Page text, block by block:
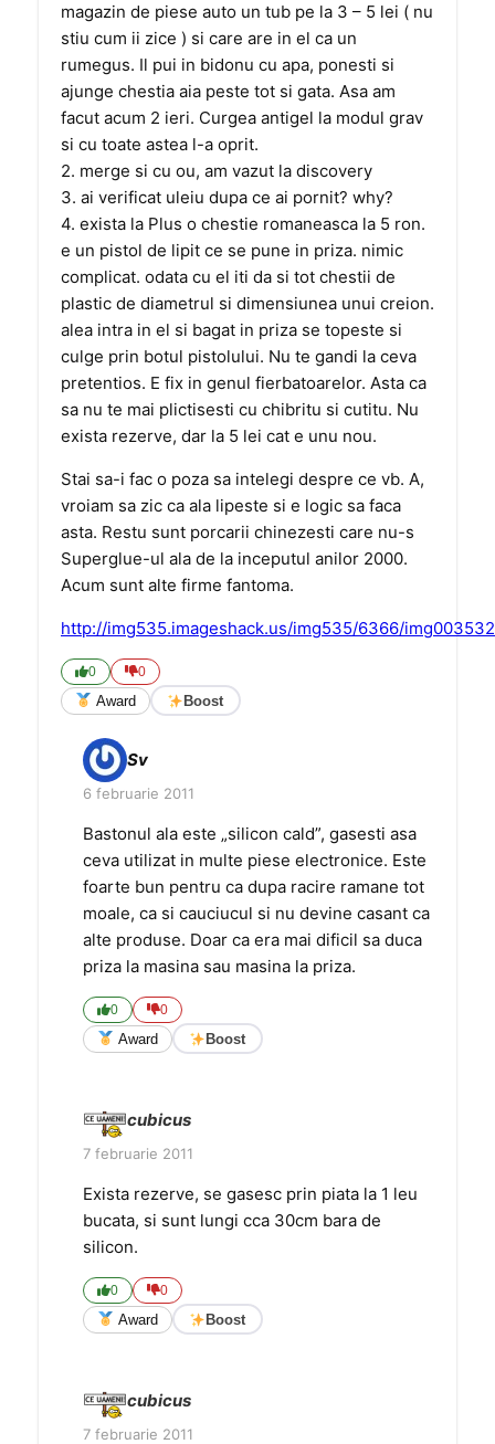
magazin de piese auto un tub pe la 3 – 5 lei ( nu
stiu cum ii zice ) si care are in el ca un
rumegus. Il pui in bidonu cu apa, ponesti si
ajunge chestia aia peste tot si gata. Asa am
facut acum 2 ieri. Curgea antigel la modul grav
si cu toate astea l-a oprit.
2. merge si cu ou, am vazut la discovery
3. ai verificat uleiu dupa ce ai pornit? why?
4. exista la Plus o chestie romaneasca la 5 ron.
e un pistol de lipit ce se pune in priza. nimic
complicat. odata cu el iti da si tot chestii de
plastic de diametrul si dimensiunea unui creion.
alea intra in el si bagat in priza se topeste si
culge prin botul pistolului. Nu te gandi la ceva
pretentios. E fix in genul fierbatoarelor. Asta ca
sa nu te mai plictisesti cu chibritu si cutitu. Nu
exista rezerve, dar la 5 lei cat e unu nou.
Stai sa-i fac o poza sa intelegi despre ce vb. A,
vroiam sa zic ca ala lipeste si e logic sa faca
asta. Restu sunt porcarii chinezesti care nu-s
Superglue-ul ala de la inceputul anilor 2000.
Acum sunt alte firme fantoma.
http://img535.imageshack.us/img535/6366/
0 0
Award Boost
Sv
6 februarie 2011
Bastonul ala este „silicon cald”, gasesti asa
ceva utilizat in multe piese electronice. Este
foarte bun pentru ca dupa racire ramane tot
moale, ca si cauciucul si nu devine casant ca
alte produse. Doar ca era mai dificil sa duca
priza la masina sau masina la priza.
0 0
Award Boost
cubicus
7 februarie 2011
Exista rezerve, se gasesc prin piata la 1 leu
bucata, si sunt lungi cca 30cm bara de
silicon.
0 0
Award Boost
cubicus
7 februarie 2011